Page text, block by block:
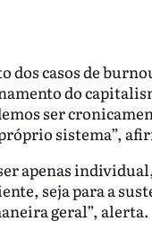
dos casos de
do
ser
sistema”,
apenas
seja para a
geral”, alerta.